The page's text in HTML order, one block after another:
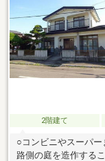
2階建て
○コンビニやスーパ
路側の庭を造作する